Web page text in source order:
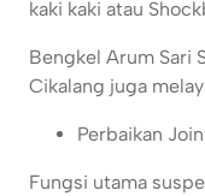
kaki kaki atau
Bengkel Arum Sari
Cikalang juga
Perbaikan
Fungsi utama